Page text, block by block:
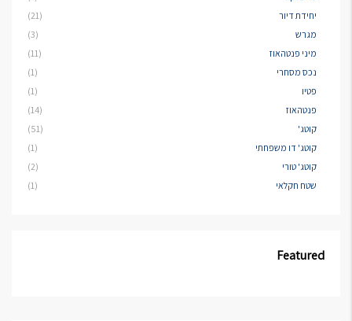
יחידת דיור
(21)
מגרש
(3)
מיני פנטהאוז
(11)
נכס מסחרי
(1)
פטיו
(1)
פנטהאוז
(14)
קוטג'
(51)
קוטג' דו משפחתי
(1)
קוטג' טורי
(2)
שטח חקלאי
(1)
Featured